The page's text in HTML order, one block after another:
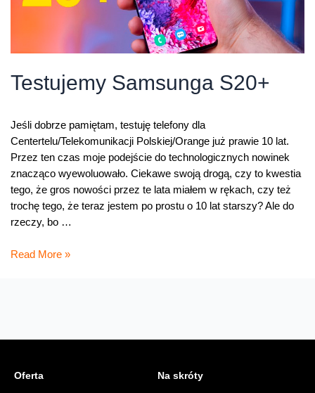
Testujemy Samsunga S20+
Jeśli dobrze pamiętam, testuję telefony dla
Centertelu/Telekomunikacji Polskiej/Orange już prawie 10 lat.
Przez ten czas moje podejście do technologicznych nowinek
znacząco wyewoluowało. Ciekawe swoją drogą, czy to kwestia
tego, że gros nowości przez te lata miałem w rękach, czy też
trochę tego, że teraz jestem po prostu o 10 lat starszy? Ale do
rzeczy, bo …
Testujemy
Read More »
Oferta Na skróty